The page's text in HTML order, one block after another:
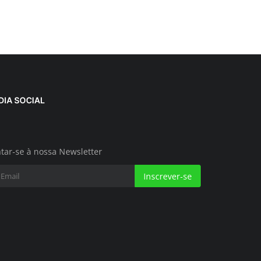
SOCIAL
se à nossa Newsletter
Inscrever-se